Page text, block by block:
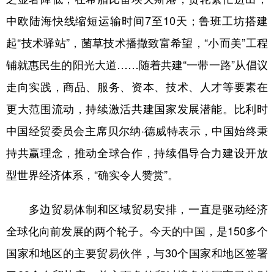
中欧陆海快线缩短运输时间7至10天；鲁班工坊搭建
起“技术驿站”，菌草技术播撒致富希望，“小而美”工程
铺就惠民生的阳光大道……随着共建“一带一路”从倡议
走向实践，商品、服务、资本、技术、人才等要素在
更大范围流动，持续激活共建国家发展潜能。比利时
中国经贸委员会主席贝尔纳·德威特表示，中国始终秉
持共赢理念，推动全球合作，持续倡导合力建设开放
型世界经济体系，“确实令人赞赏”。
多边贸易体制和区域贸易安排，一直是驱动经济
全球化向前发展的两个轮子。今天的中国，是150多个
国家和地区的主要贸易伙伴，与30个国家和地区签署